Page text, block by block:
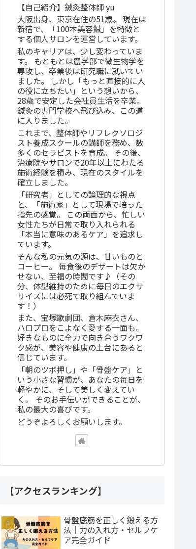
【自己紹介】鍼灸整体師 yu
大阪出身、東京在住の51歳。 現在は
新宿で、「100本美容鍼」を特徴と
する個人サロンを運営しています。
私のキャリアは、少し変わっていま
す。 もともとは農学部で微生物学を
専攻し、卒業後は研究職に就いてい
ました。 しかし「もっと直接的に人
の役に立ちたい」という想いから、
28歳で安定した会社員生活を卒業。
鍼灸の専門学校へ飛び込み、この道
に入りました。
これまで、整体師やリフレクソロジ
スト養成スクールの講師を務め、数
多くのセラピストを育成。 その後、
治療院やサロンで20年以上にわたる
施術経験を積み、現在のスタイルを
確立しました。
「研究者」としての論理的な視点
と、「施術家」として現場で培った
指先の感覚。 この両面から、忙しい
女性たちが日常で取り入れられる
「本当に意味のあるケア」を追求し
ています。
そんな私の元気の源は、甘いものと
コーヒー。 毎食後のデザートは欠か
せない、至福の時間です♪（その
分、体型維持のために毎日のエクサ
サイズには必死で取り組んでいま
す！）
また、宝塚歌劇団、倉木麻衣さん、
ハロプロをこよなく愛する一面も。
好きなものに全力で向き合うワクワ
ク感が、美容や健康の土台にあると
信じています。
「朝のツボ押し」や「骨盤ケア」と
いう小さな習慣が、あなたの毎日を
軽やかに、そして美しく変えてい
く。 そのお手伝いができることが、
私の最大の喜びです。
どうぞよろしくお願いします。
【アクセスランキング】
骨盤底筋を正しく鍛える方
法｜力の入れ方・セルフケ
ア完全ガイド